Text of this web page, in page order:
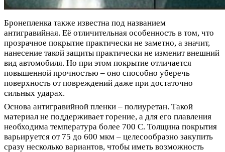
Бронепленка также известна под названием
антигравийная. Её отличительная особенность в том, что
прозрачное покрытие практически не заметно, а значит,
нанесение такой защиты практически не изменит внешний
вид автомобиля. Но при этом покрытие отличается
повышенной прочностью – оно способно уберечь
поверхность от повреждений даже при достаточно
сильных ударах.
Основа антигравийной пленки – полиуретан. Такой
материал не поддерживает горение, а для его плавления
необходима температура более 700 C. Толщина покрытия
варьируется от 75 до 600 мкм – целесообразно закупить
сразу несколько вариантов, чтобы иметь возможность